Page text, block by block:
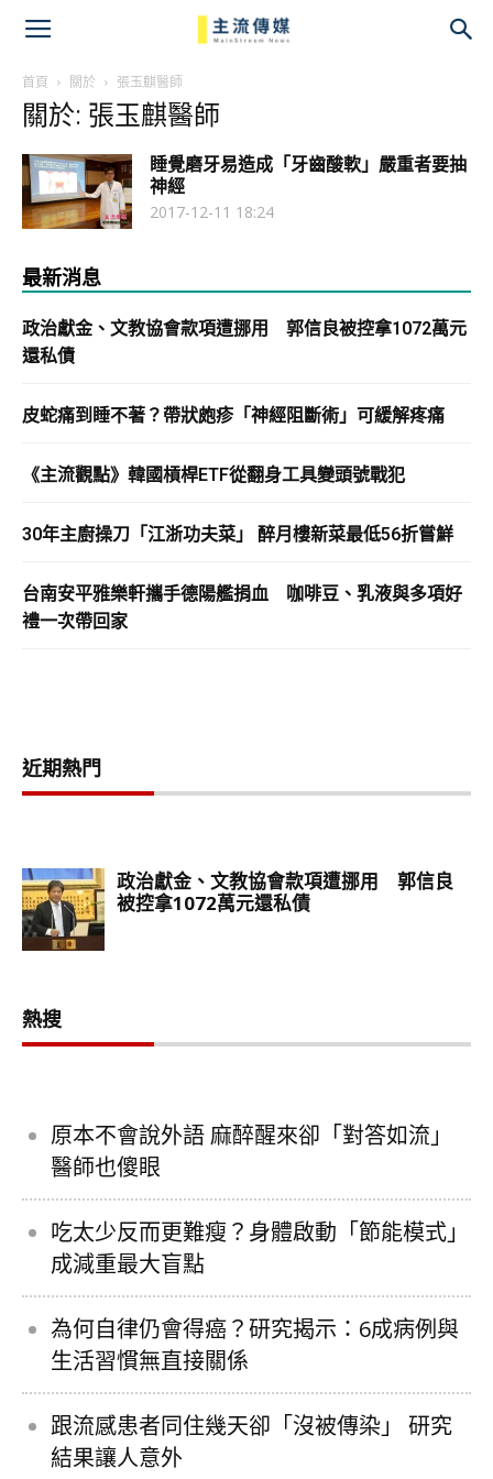
首頁 關於 張玉麒醫師
關於: 張玉麒醫師
睡覺磨牙易造成「牙齒酸軟」嚴重者要抽
神經
2017-12-11 18:24
最新消息
政治獻金、文教協會款項遭挪用 郭信良被控拿1072萬元
還私債
皮蛇痛到睡不著？帶狀皰疹「神經阻斷術」可緩解疼痛
《主流觀點》韓國槓桿ETF從翻身工具變頭號戰犯
30年主廚操刀「江浙功夫菜」 醉月樓新菜最低56折嘗鮮
台南安平雅樂軒攜手德陽艦捐血 咖啡豆、乳液與多項好
禮一次帶回家
近期熱門
熱搜
原本不會說外語 麻醉醒來卻「對答如流」
醫師也傻眼
吃太少反而更難瘦？身體啟動「節能模式」
成減重最大盲點
為何自律仍會得癌？研究揭示：6成病例與
生活習慣無直接關係
跟流感患者同住幾天卻「沒被傳染」 研究
結果讓人意外